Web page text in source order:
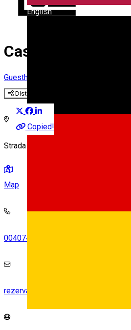
English
Casa Romană II ***
Guesthouse
Distribuie
Copied!
Strada Rotarilor 23, Sibiu
Map
0040745545554
rezervari@casaromanasibiu.ro